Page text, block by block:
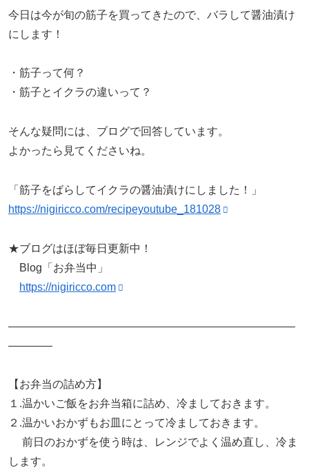
今日は今が旬の筋子を買ってきたので、バラして醤油漬け
にします！
・筋子って何？
・筋子とイクラの違いって？
そんな疑問には、ブログで回答しています。
よかったら見てくださいね。
「筋子をばらしてイクラの醤油漬けにしました！」
https://nigiricco.com/recipeyoutube_181028
★ブログはほぼ毎日更新中！
Blog「お弁当中」
https://nigiricco.com
——————————————————————————
————
【お弁当の詰め方】
１.温かいご飯をお弁当箱に詰め、冷ましておきます。
２.温かいおかずもお皿にとって冷ましておきます。
前日のおかずを使う時は、レンジでよく温め直し、冷ま
します。